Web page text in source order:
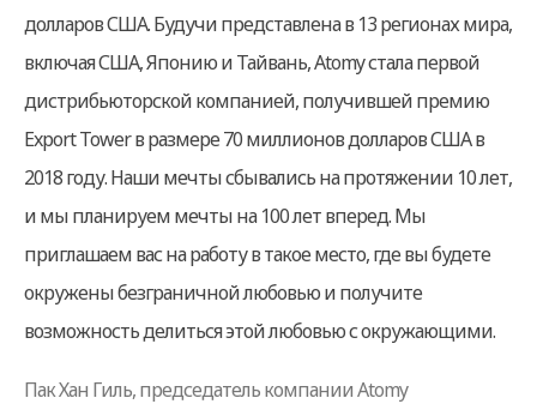
долларов США. Будучи представлена в 13 регионах мира,
включая США, Японию и Тайвань, Atomy стала первой
дистрибьюторской компанией, получившей премию
Export Tower в размере 70 миллионов долларов США в
2018 году. Наши мечты сбывались на протяжении 10 лет,
и мы планируем мечты на 100 лет вперед. Мы
приглашаем вас на работу в такое место, где вы будете
окружены безграничной любовью и получите
возможность делиться этой любовью с окружающими.
Пак Хан Гиль, председатель компании Atomy